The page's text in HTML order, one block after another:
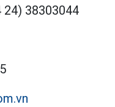
24) 38303044